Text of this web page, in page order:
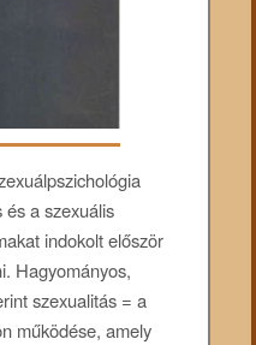
és a szexuális
indokolt először
Hagyományos,
szexualitás = a
működése, amely